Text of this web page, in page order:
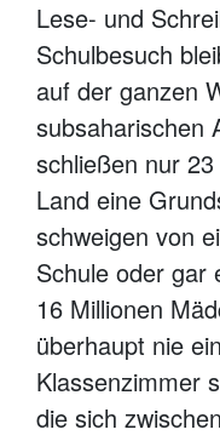
Lese- und
Schulbesuch
auf der ganzen
subsaharischen
schließen nur
Land eine
schweigen von
Schule oder gar
16 Millionen
überhaupt nie
Klassenzimmer
die sich